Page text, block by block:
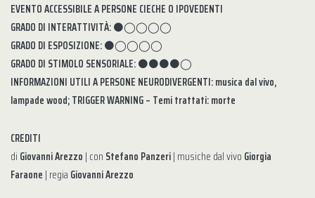
EVENTO ACCESSIBILE A PERSONE CIECHE O IPOVEDENTI
GRADO DI INTERATTIVITÀ:⚫◯◯◯◯
GRADO DI ESPOSIZIONE:⚫◯◯◯◯
GRADO DI STIMOLO SENSORIALE:⚫⚫⚫⚫◯
INFORMAZIONI UTILI A PERSONE NEURODIVERGENTI: musica dal vivo,
lampade wood; TRIGGER WARNING – Temi trattati: morte
CREDITI
di Giovanni Arezzo | con Stefano Panzeri| musiche dal vivo Giorgia
Faraone | regia Giovanni Arezzo